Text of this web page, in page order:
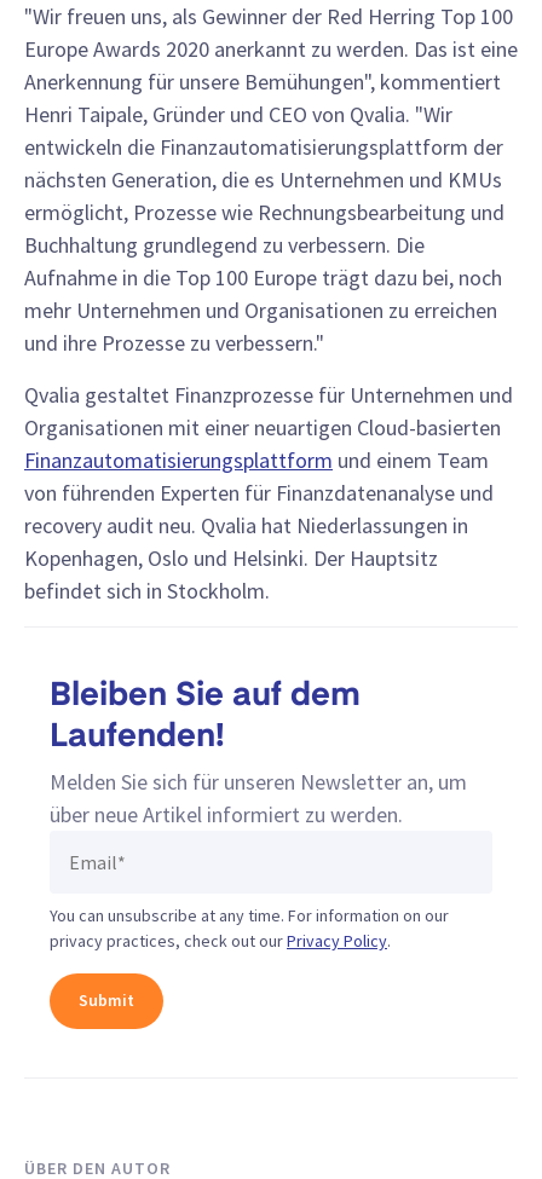
"Wir freuen uns, als Gewinner der Red Herring Top 100
Europe Awards 2020 anerkannt zu werden. Das ist eine
Anerkennung für unsere Bemühungen", kommentiert
Henri Taipale, Gründer und CEO von Qvalia. "Wir
entwickeln die Finanzautomatisierungsplattform der
nächsten Generation, die es Unternehmen und KMUs
ermöglicht, Prozesse wie Rechnungsbearbeitung und
Buchhaltung grundlegend zu verbessern. Die
Aufnahme in die Top 100 Europe trägt dazu bei, noch
mehr Unternehmen und Organisationen zu erreichen
und ihre Prozesse zu verbessern."
Qvalia gestaltet Finanzprozesse für Unternehmen und
Organisationen mit einer neuartigen Cloud-basierten
Finanzautomatisierungsplattform und einem Team
von führenden Experten für Finanzdatenanalyse und
recovery audit neu. Qvalia hat Niederlassungen in
Kopenhagen, Oslo und Helsinki. Der Hauptsitz
befindet sich in Stockholm.
Bleiben Sie auf dem
Laufenden!
Melden Sie sich für unseren Newsletter an, um
über neue Artikel informiert zu werden.
You can unsubscribe at any time. For information on our
privacy practices, check out ourPrivacy Policy.
ÜBER DEN AUTOR